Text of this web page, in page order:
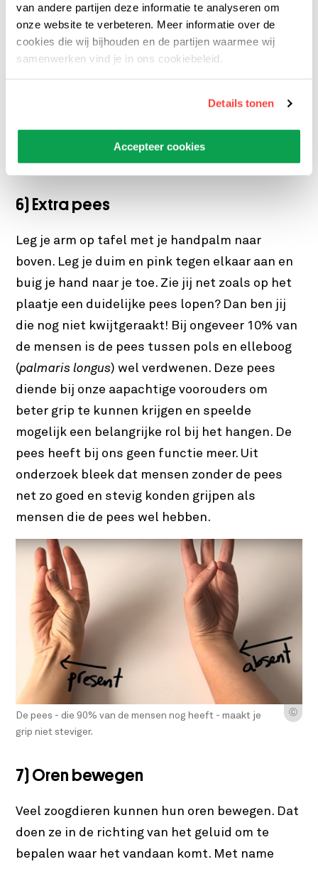
van andere partijen deze informatie te analyseren om
onze website te verbeteren. Meer informatie over de
cookies die wij bijhouden en de partijen waarmee wij
samenwerken vind je in ons cookiebeleid.
Details tonen
Accepteer cookies
waarschijnlijk te danken aan ons vorige leven
als boombewoners. Soepele enkels maken het
makkelijker om te klimmen, maar je staat er
geval nooit.
6) Extra pees
Leg je arm op tafel met je handpalm naar
boven. Leg je duim en pink tegen elkaar aan en
buig je hand naar je toe. Zie jij net zoals op het
plaatje een duidelijke pees lopen? Dan ben jij
die nog niet kwijtgeraakt! Bij ongeveer 10% van
de mensen is de pees tussen pols en elleboog
(palmaris longus) wel verdwenen. Deze pees
diende bij onze aapachtige voorouders om
beter grip te kunnen krijgen en speelde
mogelijk een belangrijke rol bij het hangen. De
pees heeft bij ons geen functie meer. Uit
onderzoek bleek dat mensen zonder de pees
net zo goed en stevig konden grijpen als
mensen die de pees wel hebben.
Ⓒ
De pees - die 90% van de mensen nog heeft - maakt je
grip niet steviger.
7) Oren bewegen
Veel zoogdieren kunnen hun oren bewegen. Dat
doen ze in de richting van het geluid om te
bepalen waar het vandaan komt. Met name